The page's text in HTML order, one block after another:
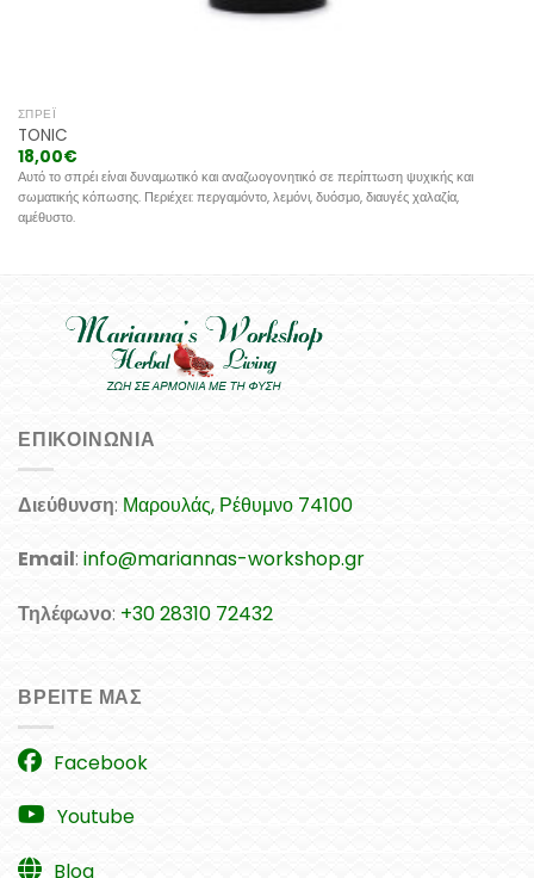
ΣΠΡΈΙ
TONIC
18,00€
Αυτό το σπρέι είναι δυναμωτικό και αναζωογονητικό σε περίπτωση ψυχικής και
σωματικής κόπωσης. Περιέχει: περγαμόντο, λεμόνι, δυόσμο, διαυγές χαλαζία,
αμέθυστο.
ΕΠΙΚΟΙΝΩΝΊΑ
Διεύθυνση: Μαρουλάς, Ρέθυμνο 74100
Email: info@mariannas-workshop.gr
Τηλέφωνο: +30 28310 72432
ΒΡΕΊΤΕ ΜΑΣ
Facebook
Youtube
Blog